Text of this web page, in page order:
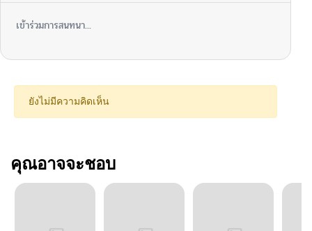
เข้าร่วมการสนทนา...
ยังไม่มีความคิดเห็น
คุณอาจจะชอบ